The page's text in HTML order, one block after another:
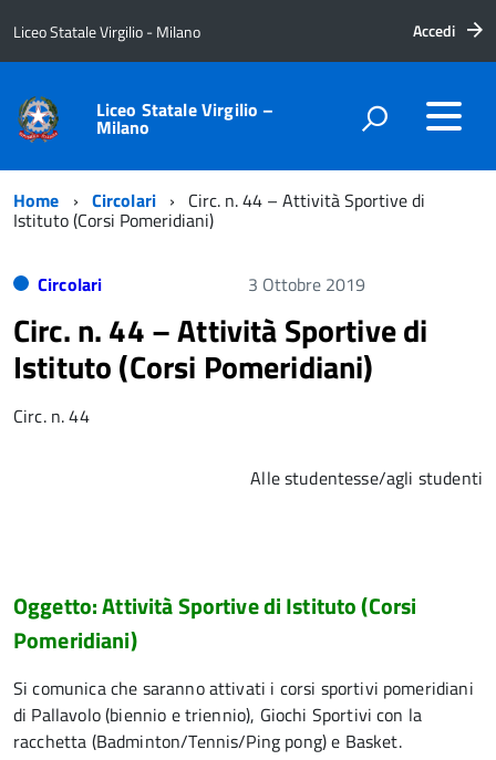
Liceo Statale Virgilio - Milano Accedi
Liceo Statale Virgilio –
Milano
Home Circolari Circ. n. 44 – Attività Sportive di
Istituto (Corsi Pomeridiani)
Circolari 3 Ottobre 2019
Circ. n. 44 – Attività Sportive di
Istituto (Corsi Pomeridiani)
Circ. n. 44
Alle studentesse/agli studenti
Oggetto: Attività Sportive di Istituto (Corsi
Pomeridiani)
Si comunica che saranno attivati i corsi sportivi pomeridiani
di Pallavolo (biennio e triennio), Giochi Sportivi con la
racchetta (Badminton/Tennis/Ping pong) e Basket.